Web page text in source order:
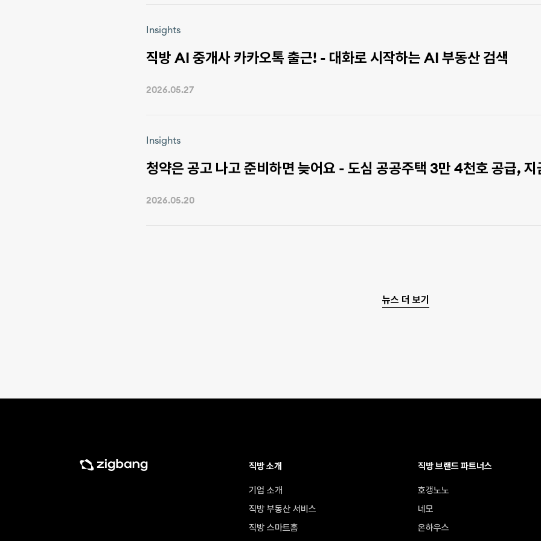
Insights
직방 AI 중개사 카카오톡 출근! - 대화로 시작하는 AI 부동산 검색
2026.05.27
Insights
청약은 공고 나고 준비하면 늦어요 - 도심 공공주택 3만 4천호 공급, 지
2026.05.20
뉴스 더 보기
직방 소개
기업 소개
직방 부동산 서비스
직방 스마트홈
직방 브랜드 파트너스
호갱노노
네모
온하우스